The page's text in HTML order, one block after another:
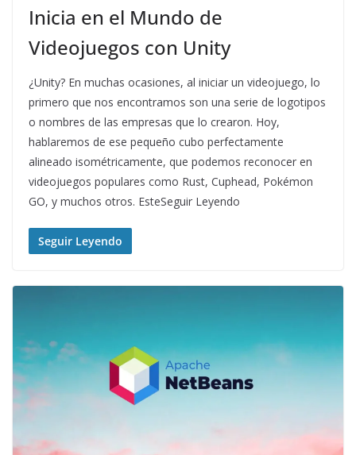
Inicia en el Mundo de
Videojuegos con Unity
¿Unity? En muchas ocasiones, al iniciar un videojuego, lo
primero que nos encontramos son una serie de logotipos
o nombres de las empresas que lo crearon. Hoy,
hablaremos de ese pequeño cubo perfectamente
alineado isométricamente, que podemos reconocer en
videojuegos populares como Rust, Cuphead, Pokémon
GO, y muchos otros. EsteSeguir Leyendo
Seguir Leyendo